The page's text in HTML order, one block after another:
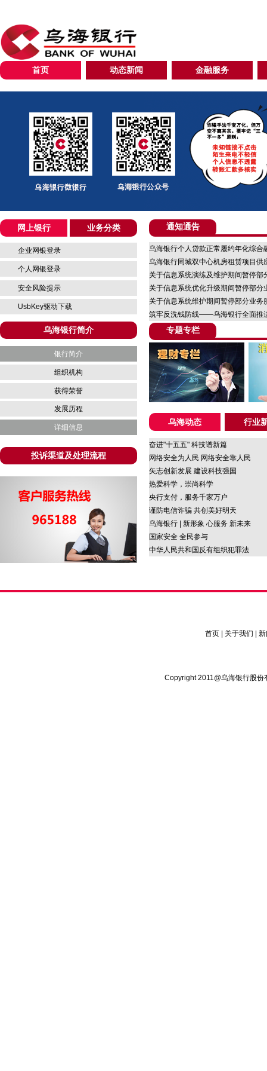
首页 动态新闻 金融服务
网上银行 业务分类
企业网银登录
个人网银登录
安全风险提示
UsbKey驱动下载
乌海银行简介
银行简介
组织机构
获得荣誉
发展历程
详细信息
投诉渠道及处理流程
通知通告
乌海银行个人贷款正常履约年化综合
乌海银行同城双中心机房租赁项目供
关于信息系统演练及维护期间暂停部
关于信息系统优化升级期间暂停部分
关于信息系统维护期间暂停部分业务
筑牢反洗钱防线——乌海银行全面推
专题专栏
乌海动态 行业
奋进"十五五" 科技谱新篇
网络安全为人民 网络安全靠人民
矢志创新发展 建设科技强国
热爱科学，崇尚科学
央行支付，服务千家万户
谨防电信诈骗 共创美好明天
乌海银行 | 新形象 心服务 新未来
国家安全 全民参与
中华人民共和国反有组织犯罪法
首页 关于我们
Copyright 2011@乌海银行股